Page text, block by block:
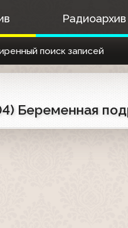
Радиоархив
поиск записей
Беременная